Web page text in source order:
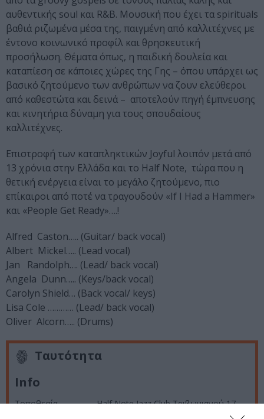
αυθεντικής soul και R&B. Μουσική που έχει τα spirituals
βαθιά ριζωμένα μέσα της, παιγμένη από καλλιτέχνες με
έντονο κοινωνικό προφίλ και θρησκευτική
προσήλωση. Θέματα όπως, η παιδική δουλεία και
καταπίεση σε κάποιες χώρες της Γης – όπου υπάρχει ως
βασικό ζητούμενο των ανθρώπων να ζουν ελεύθεροι
από καθεστώτα και δεινά – αποτελούν πηγή έμπνευσης
και κινητήρια δύναμη για τους σπουδαίους
καλλιτέχνες.
Επιστροφή των καταπληκτικών Joyful λοιπόν μετά από
13 χρόνια στην Ελλάδα και το Half Note, τώρα που η
θετική ενέργεια είναι το μεγάλο ζητούμενο, πιο
επίκαιροι από ποτέ να τραγουδούν «If I Had a Hammer»
και «People Get Ready»….!
Alfred Caston….. (Guitar/ back vocal)
Albert Mickel….. (Lead vocal)
Jan Randolph…. (Lead/ back vocal)
Angela Dunn….. (Keys/back vocal)
Carolyn Shield… (Back vocal/ keys)
Lisa Cole ………… (Lead/ back vocal)
Oliver Alcorn….. (Drums)
Ταυτότητα
Info
Τοποθεσία
Half Note Jazz Club Τριβωνιανού 17,